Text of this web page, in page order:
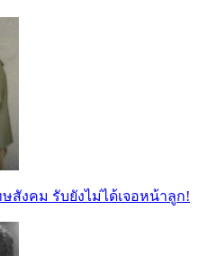
สังคม รับยังไม่ได้เจอหน้าลูก!